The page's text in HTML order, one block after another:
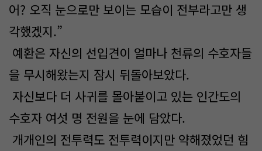
어? 오직 눈으로만 보이는 모습이 전부라고만 생
각했겠지.”
예환은 자신의 선입견이 얼마나 천류의 수호자들
을 무시해왔는지 잠시 뒤돌아보았다.
자신보다 더 사귀를 몰아붙이고 있는 인간도의
수호자 여섯 명 전원을 눈에 담았다.
개개인의 전투력도 전투력이지만 약해졌었던 힘